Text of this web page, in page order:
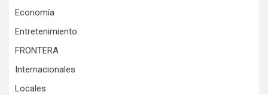
Economía
Entretenimiento
FRONTERA
Internacionales
Locales